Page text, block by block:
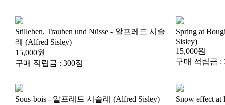
레 (Alfred Sisley)
15,000원
구매 적립금 : 300점
Sisley)
15,000원
구매 적립금 :
Sous-bois - 알프레드 시슬레 (Alfred Sisley)